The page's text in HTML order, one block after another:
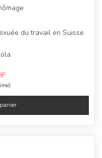
du travail en Suisse